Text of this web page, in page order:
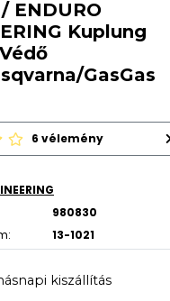
ENDURO
Kuplung
GasGas
6 vélemény
980830
13-1021
kiszállítás